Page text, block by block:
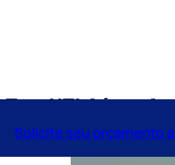
Solicite seu orçamento